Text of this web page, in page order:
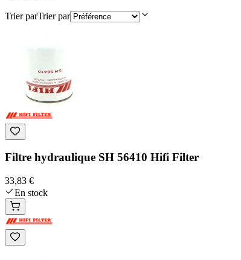
Trier parTrier par
Filtre hydraulique SH 56410 Hifi Filter
33,83 €
En stock